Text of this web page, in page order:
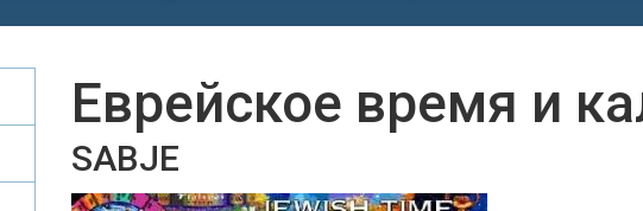
Еврейское время и
SABJE